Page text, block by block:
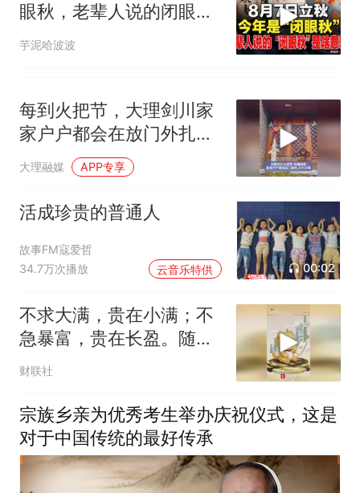
眼秋，老辈人说的闭眼秋
是啥意思？
芋泥哈波波
每到火把节，大理剑川家
家户户都会在放门外扎一
个小火把，升斗、彩旗、
花红都是美好的祈愿
大理融媒 APP专享
活成珍贵的普通人
故事FM寇爱哲
34.7万次播放
云音乐特供 00:02
不求大满，贵在小满；不
急暴富，贵在长盈。随手
一转，万事顺遂
财联社
宗族乡亲为优秀考生举办庆祝仪式，这是
对于中国传统的最好传承